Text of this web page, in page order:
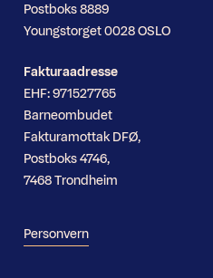
Postboks 8889
Youngstorget 0028 OSLO
Fakturaadresse
EHF: 971527765
Barneombudet
Fakturamottak DFØ,
Postboks 4746,
7468 Trondheim
Personvern